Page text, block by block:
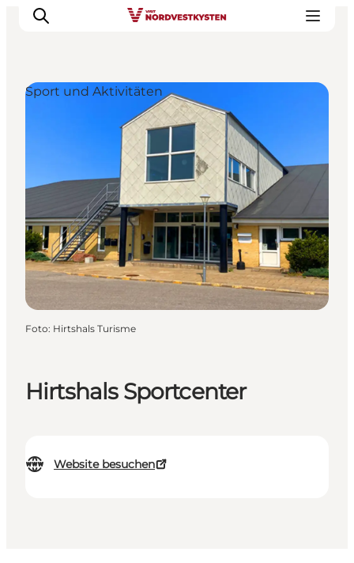
Urlaubsorte
Events
Unterkunft
Mach deine Urlaubsplanung
Hirtshals Sportcenter
Website besuchen
Sport und Aktivitäten
Foto: Hirtshals Turisme